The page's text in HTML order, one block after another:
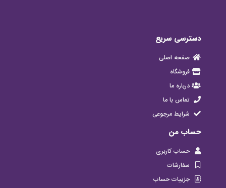
دسترسی سریع
صفحه اصلی
فروشگاه
درباره ما
تماس با ما
شرایط مرجوعی
حساب من
حساب کاربری
سفارشات
جزییات حساب